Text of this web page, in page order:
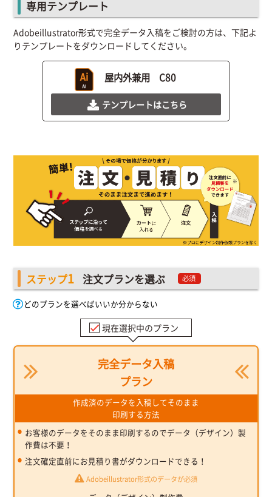
専用テンプレート
Adobeillustrator形式で完全データ入稿をご検討の方は、下記よ
りテンプレートをダウンロードしてください。
屋内外兼用 C80
テンプレートはこちら
ステップ1 注文プランを選ぶ 必須
どのプランを選べばいいか分からない
現在選択中のプラン
完全データ入稿
プラン
作成済のデータを入稿してそのまま
印刷する方法
お客様のデータをそのまま印刷するのでデータ（デザイン）製
作費は不要！
注文確定直前にお見積り書がダウンロードできる！
Adobeillustrator形式のデータが必須